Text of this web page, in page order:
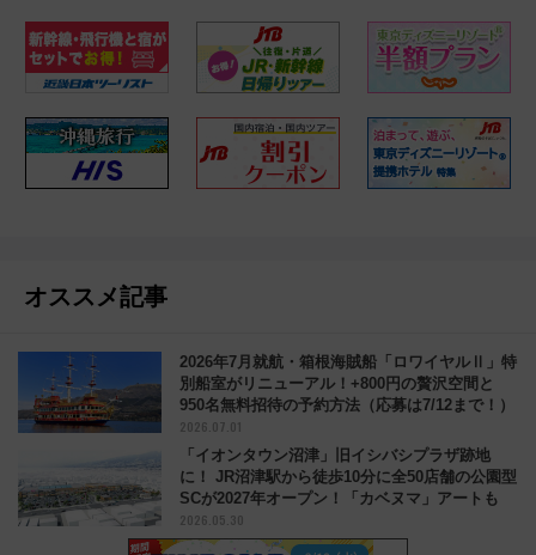
オススメ記事
2026年7月就航・箱根海賊船「ロワイヤルⅡ」特
別船室がリニューアル！+800円の贅沢空間と
950名無料招待の予約方法（応募は7/12まで！）
2026.07.01
「イオンタウン沼津」旧イシバシプラザ跡地
に！ JR沼津駅から徒歩10分に全50店舗の公園型
SCが2027年オープン！「カベヌマ」アートも
2026.05.30